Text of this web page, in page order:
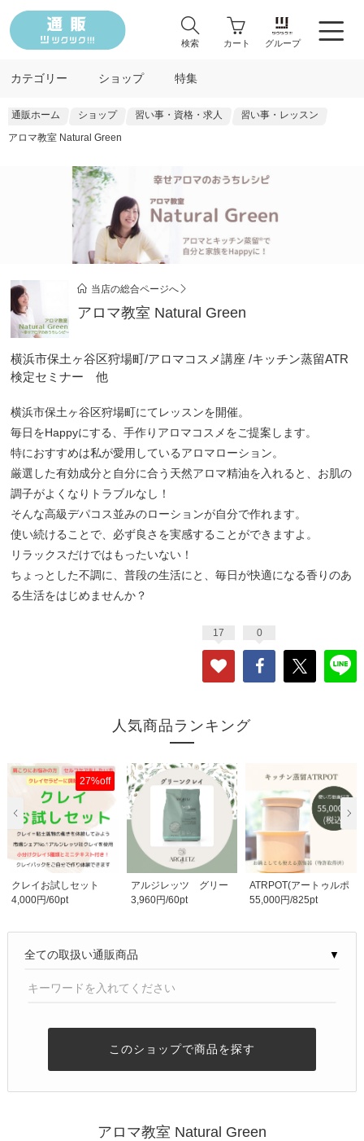
検索 カート グループ
カテゴリー ショップ 特集
通販ホーム ショップ 習い事・資格・求人
習い事・レッスン
アロマ教室 Natural Green
当店の総合ページへ
アロマ教室 Natural Green
横浜市保土ヶ谷区狩場町/アロマコスメ講座 /キッチン蒸留ATR
検定セミナー 他
横浜市保土ヶ谷区狩場町にてレッスンを開催。
毎日をHappyにする、手作りアロマコスメをご提案します。
特におすすめは私が愛用しているアロマローション。
厳選した有効成分と自分に合う天然アロマ精油を入れると、お肌の
調子がよくなりトラブルなし！
そんな高級デパコス並みのローションが自分で作れます。
使い続けることで、必ず良さを実感することができますよ。
リラックスだけではもったいない！
ちょっとした不調に、普段の生活にと、毎日が快適になる香りのあ
る生活をはじめませんか？
17 0
人気商品ランキング
27%off
クレイお試しセット
使い方付
4,000円/60pt
アルジレッツ グリー
ンクレイ 超微粒粉..
3,960円/60pt
ATRPOT(アートゥルポ
ット)｜ホワイトorブ..
55,000円/825pt
▼
このショップで商品を探す
アロマ教室 Natural Green